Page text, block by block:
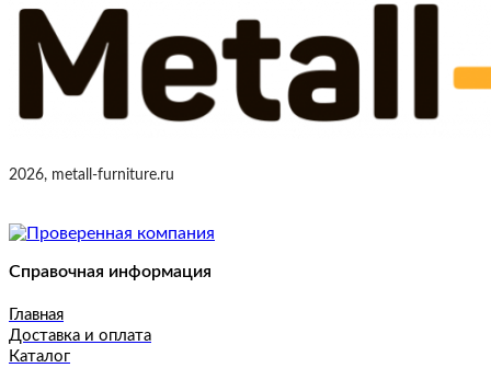
2026, metall-furniture.ru
Справочная информация
Главная
Доставка и оплата
Каталог